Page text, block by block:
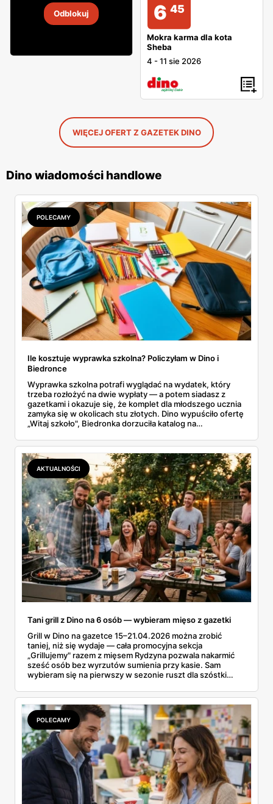
8 sie 2026Odblokuj 6 45
Mokra karma dla kota
Sheba
4 -11 sie 2026
WIĘCEJ OFERT Z GAZETEK DINO
Dino wiadomości handlowe
POLECAMY
Ile kosztuje wyprawka szkolna? Policzyłam w Dino i
Biedronce
Wyprawka szkolna potrafi wyglądać na wydatek, który
trzeba rozłożyć na dwie wypłaty — a potem siadasz z
gazetkami i okazuje się, że komplet dla młodszego ucznia
zamyka się w okolicach stu złotych. Dino wypuściło ofertę
„Witaj szkoło", Biedronka dorzuciła katalog na
Przejrzałam obie i policzyłam pozycja po pozycji: zeszyty,
piórniki, plecaki, farby, kleje. Poniżej cała lista przyborów
szkolnych z cenami i terminami.
AKTUALNOŚCI
Tani grill z Dino na 6 osób — wybieram mięso z gazetki
Grill w Dino na gazetce 15–21.04.2026 można zrobić
taniej, niż się wydaje — cała promocyjna sekcja
„Grillujemy" razem z mięsem Rydzyna pozwala nakarmić
sześć osób bez wyrzutów sumienia przy kasie. Sam
wybieram się na pierwszy w sezonie ruszt dla szóstki
porannej kawie. Kiełbasa Biesiadna za 11,99 zł,
marynowane udko z kurczaka po 15,99 zł za kilogram,
szynka wykwintna Rydzyna po 37,99. Sprawdzam, co
naprawdę wchodzi do koszyka, a co lepiej zostawić na
półce.
POLECAMY